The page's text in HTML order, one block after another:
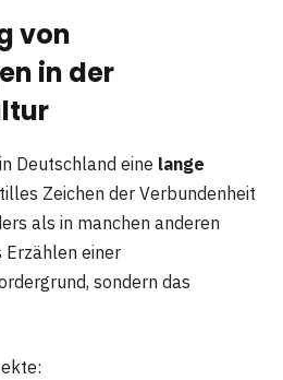
von
in der
Deutschland eine lange
Zeichen der Verbundenheit
als in manchen anderen
Erzählen einer
sondern das